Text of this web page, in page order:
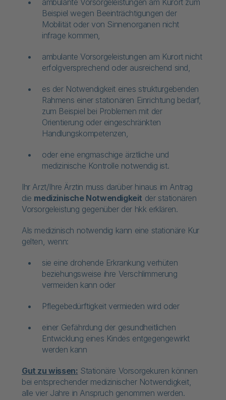
ambulante Vorsorgeleistungen am Kurort zum
Beispiel wegen Beeinträchtigungen der
Mobilität oder von Sinnenorganen nicht
infrage kommen,
ambulante Vorsorgeleistungen am Kurort nicht
erfolgversprechend oder ausreichend sind,
es der Notwendigkeit eines strukturgebenden
Rahmens einer stationären Einrichtung bedarf,
zum Beispiel bei Problemen mit der
Orientierung oder eingeschränkten
Handlungskompetenzen,
oder eine engmaschige ärztliche und
medizinische Kontrolle notwendig ist.
Ihr Arzt/Ihre Ärztin muss darüber hinaus im Antrag
die medizinische Notwendigkeit der stationären
Vorsorgeleistung gegenüber der hkk erklären.
Als medizinisch notwendig kann eine stationäre Kur
gelten, wenn:
sie eine drohende Erkrankung verhüten
beziehungsweise ihre Verschlimmerung
vermeiden kann oder
Pflegebedürftigkeit vermieden wird oder
einer Gefährdung der gesundheitlichen
Entwicklung eines Kindes entgegengewirkt
werden kann
Gut zu wissen: Stationäre Vorsorgekuren können
bei entsprechender medizinischer Notwendigkeit,
alle vier Jahre in Anspruch genommen werden.